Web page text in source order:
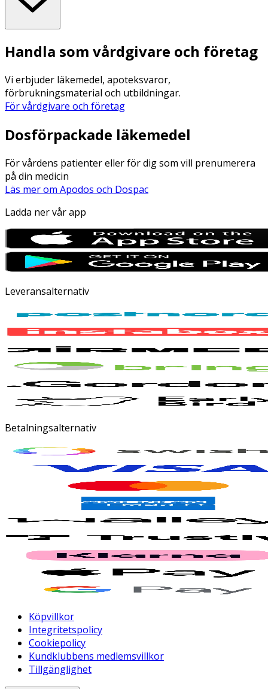
Handla som vårdgivare och företag
Vi erbjuder läkemedel, apoteksvaror,
förbrukningsmaterial och utbildningar.
För vårdgivare och företag
Dosförpackade läkemedel
För vårdens patienter eller för dig som vill prenumerera
på din medicin
Läs mer om Apodos och Dospac
Ladda ner vår app
Leveransalternativ
Betalningsalternativ
Köpvillkor
Integritetspolicy
Cookiepolicy
Kundklubbens medlemsvillkor
Tillgänglighet